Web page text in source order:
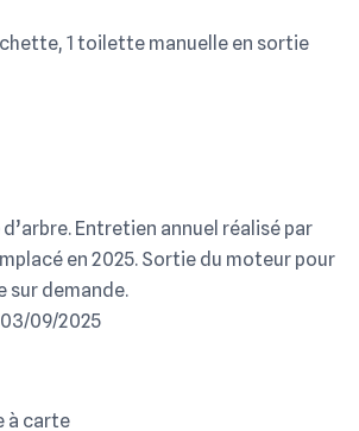
1 toilette manuelle en sortie
Entretien annuel réalisé par
en 2025. Sortie du moteur pour
sur demande.
09/2025
à carte